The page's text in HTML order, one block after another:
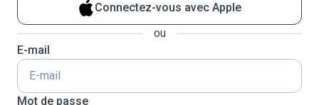
Connectez-vous avec Apple
ou
E-mail
Mot de passe